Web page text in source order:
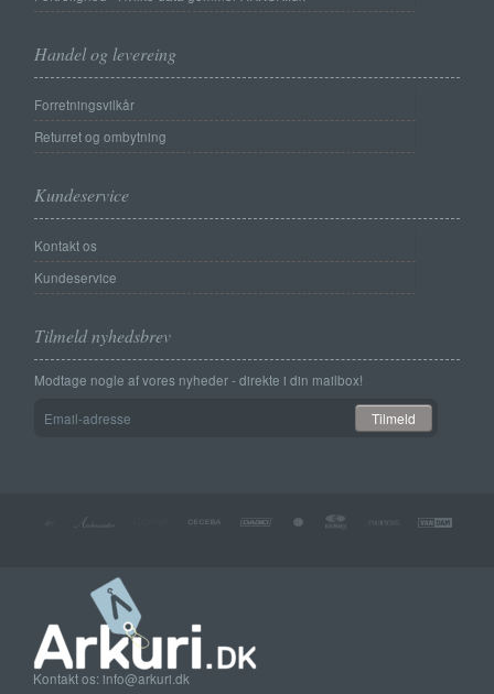
Handel og levereing
Forretningsvilkår
Returret og ombytning
Kundeservice
Kontakt os
Kundeservice
Tilmeld nyhedsbrev
Modtage nogle af vores nyheder - direkte i din mailbox!
adresse
Tilmeld
Kontakt os: info@arkuri.dk